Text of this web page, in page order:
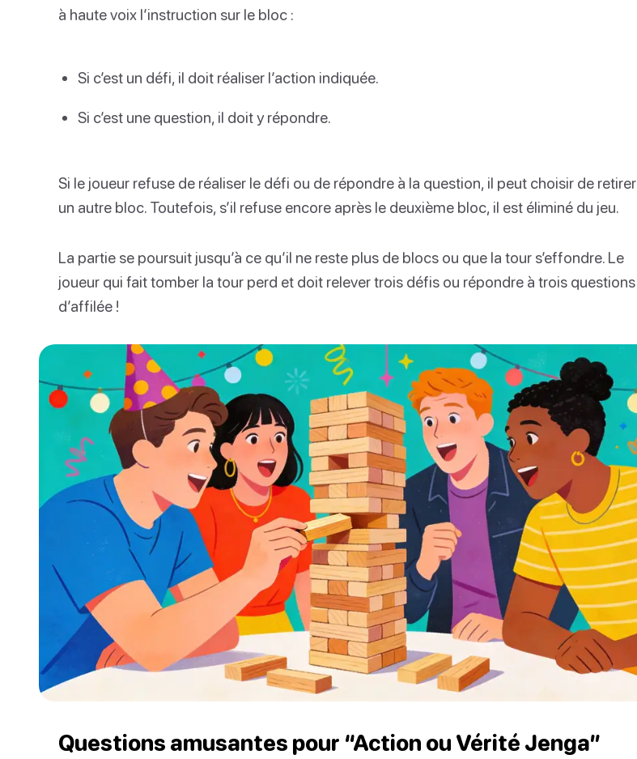
à haute voix l’instruction sur le bloc :
Si c’est un défi, il doit réaliser l’action indiquée.
Si c’est une question, il doit y répondre.
Si le joueur refuse de réaliser le défi ou de répondre à la question, il peut choisir de retirer
un autre bloc. Toutefois, s’il refuse encore après le deuxième bloc, il est éliminé du jeu.
La partie se poursuit jusqu’à ce qu’il ne reste plus de blocs ou que la tour s’effondre. Le
joueur qui fait tomber la tour perd et doit relever trois défis ou répondre à trois questions
d’affilée !
Questions amusantes pour “Action ou Vérité Jenga”